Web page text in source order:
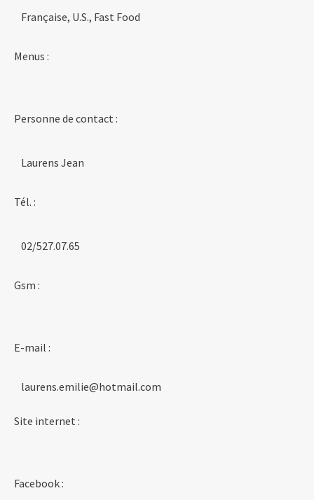
Française, U.S., Fast Food
Menus :
Personne de contact :
Laurens Jean
Tél. :
02/527.07.65
Gsm :
E-mail :
laurens.emilie@hotmail.com
Site internet :
Facebook :